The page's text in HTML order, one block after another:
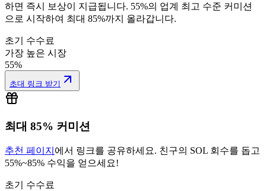
하면 즉시 보상이 지급됩니다. 55%의 업계 최고 수준 커미션
으로 시작하여 최대 85%까지 올라갑니다.
초기 수수료
가장 높은 시장
55%
초대 링크 받기
최대 85% 커미션
추천 페이지 에서 링크를 공유하세요. 친구의 SOL 회수를 돕고
55%~85% 수익을 얻으세요!
초기 수수료